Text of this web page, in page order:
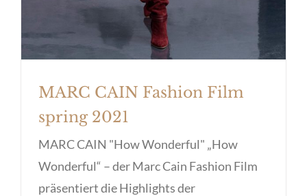
MARC CAIN Fashion Film
spring 2021
MARC CAIN "How Wonderful" „How
Wonderful“ – der Marc Cain Fashion Film
präsentiert die Highlights der